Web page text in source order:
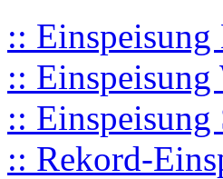
:: Einspeisung
:: Einspeisung
:: Einspeisung
:: Rekord-